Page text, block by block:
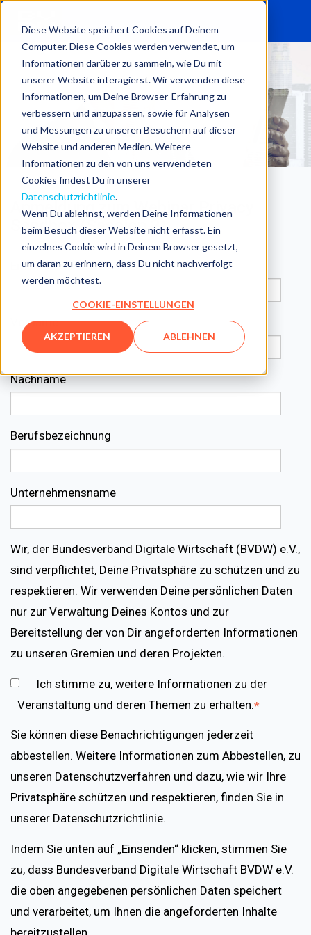
Diese Website speichert Cookies auf Deinem
Computer. Diese Cookies werden verwendet, um
Informationen darüber zu sammeln, wie Du mit
unserer Website interagierst. Wir verwenden diese
Informationen, um Deine Browser-Erfahrung zu
verbessern und anzupassen, sowie für Analysen
und Messungen zu unseren Besuchern auf dieser
Website und anderen Medien. Weitere
Informationen zu den von uns verwendeten
Cookies findest Du in unserer
Datenschutzrichtlinie.
Wenn Du ablehnst, werden Deine Informationen
beim Besuch dieser Website nicht erfasst. Ein
einzelnes Cookie wird in Deinem Browser gesetzt,
um daran zu erinnern, dass Du nicht nachverfolgt
werden möchtest.
COOKIE-EINSTELLUNGEN
AKZEPTIEREN ABLEHNEN
Anmeldung zum Webinar Privacy
Sandbox (Session 2)
Email*
Vorname
Nachname
Berufsbezeichnung
Unternehmensname
Wir, der Bundesverband Digitale Wirtschaft (BVDW) e.V.,
sind verpflichtet, Deine Privatsphäre zu schützen und zu
respektieren. Wir verwenden Deine persönlichen Daten
nur zur Verwaltung Deines Kontos und zur
Bereitstellung der von Dir angeforderten Informationen
zu unseren Gremien und deren Projekten.
Ich stimme zu, weitere Informationen zu der
Veranstaltung und deren Themen zu erhalten.*
Sie können diese Benachrichtigungen jederzeit
abbestellen. Weitere Informationen zum Abbestellen, zu
unseren Datenschutzverfahren und dazu, wie wir Ihre
Privatsphäre schützen und respektieren, finden Sie in
unserer Datenschutzrichtlinie.
Indem Sie unten auf „Einsenden“ klicken, stimmen Sie
zu, dass Bundesverband Digitale Wirtschaft BVDW e.V.
die oben angegebenen persönlichen Daten speichert
und verarbeitet, um Ihnen die angeforderten Inhalte